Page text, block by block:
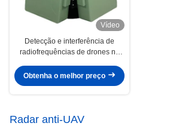
Vídeo
Detecção e interferência de
radiofrequências de drones no
móveis
Obtenha o melhor preço
Radar anti-UAV